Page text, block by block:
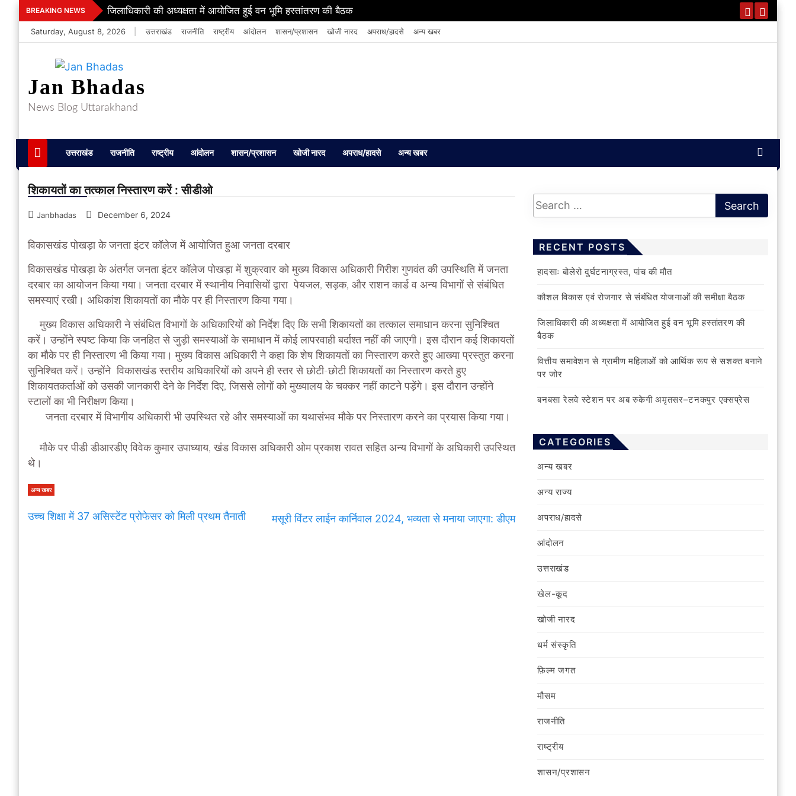
Skip
to
content
BREAKING NEWS जिलाधिकारी की अध्यक्षता में आयोजित हुई वन भूमि हस्तांतरण की बैठक
Saturday, August 8, 2026 उत्तराखंड राजनीति राष्ट्रीय आंदोलन शासन/प्रशासन खोजी नारद अपराध/हादसे अन्य खबर
Jan Bhadas
News Blog Uttarakhand
उत्तराखंड राजनीति राष्ट्रीय आंदोलन शासन/प्रशासन खोजी नारद अपराध/हादसे अन्य खबर
शिकायतों का तत्काल निस्तारण करें : सीडीओ
Janbhadas December 6, 2024
विकासखंड पोखड़ा के जनता इंटर कॉलेज में आयोजित हुआ जनता दरबार
विकासखंड पोखड़ा के अंतर्गत जनता इंटर कॉलेज पोखड़ा में शुक्रवार को मुख्य विकास अधिकारी गिरीश गुणवंत की उपस्थिति में जनता
दरबार का आयोजन किया गया। जनता दरबार में स्थानीय निवासियों द्वारा पेयजल, सड़क, और राशन कार्ड व अन्य विभागों से संबंधित
समस्याएं रखी। अधिकांश शिकायतों का मौके पर ही निस्तारण किया गया।
मुख्य विकास अधिकारी ने संबंधित विभागों के अधिकारियों को निर्देश दिए कि सभी शिकायतों का तत्काल समाधान करना सुनिश्चित
करें। उन्होंने स्पष्ट किया कि जनहित से जुड़ी समस्याओं के समाधान में कोई लापरवाही बर्दाश्त नहीं की जाएगी। इस दौरान कई शिकायतों
का मौके पर ही निस्तारण भी किया गया। मुख्य विकास अधिकारी ने कहा कि शेष शिकायतों का निस्तारण करते हुए आख्या प्रस्तुत करना
सुनिश्चित करें। उन्होंने विकासखंड स्तरीय अधिकारियों को अपने ही स्तर से छोटी-छोटी शिकायतों का निस्तारण करते हुए
शिकायतकर्ताओं को उसकी जानकारी देने के निर्देश दिए, जिससे लोगों को मुख्यालय के चक्कर नहीं काटने पड़ेंगे। इस दौरान उन्होंने
स्टालों का भी निरीक्षण किया।
जनता दरबार में विभागीय अधिकारी भी उपस्थित रहे और समस्याओं का यथासंभव मौके पर निस्तारण करने का प्रयास किया गया।
मौके पर पीडी डीआरडीए विवेक कुमार उपाध्याय, खंड विकास अधिकारी ओम प्रकाश रावत सहित अन्य विभागों के अधिकारी उपस्थित
थे।
अन्य खबर
उच्च शिक्षा में 37 असिस्टेंट प्रोफेसर को मिली प्रथम तैनाती मसूरी विंटर लाईन कार्निवाल 2024, भव्यता से मनाया जाएगा: डीएम
RECENT POSTS
हादसाः बोलेरो दुर्घटनाग्रस्त, पांच की मौत
कौशल विकास एवं रोजगार से संबंधित योजनाओं की समीक्षा बैठक
जिलाधिकारी की अध्यक्षता में आयोजित हुई वन भूमि हस्तांतरण की
बैठक
वित्तीय समावेशन से ग्रामीण महिलाओं को आर्थिक रूप से सशक्त बनाने
पर जोर
बनबसा रेलवे स्टेशन पर अब रुकेगी अमृतसर–टनकपुर एक्सप्रेस
CATEGORIES
अन्य खबर
अन्य राज्य
अपराध/हादसे
आंदोलन
उत्तराखंड
खेल-कूद
खोजी नारद
धर्म संस्कृति
फ़िल्‍म जगत
मौसम
राजनीति
राष्ट्रीय
शासन/प्रशासन